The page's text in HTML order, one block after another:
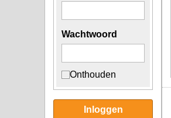
Wachtwoord
Onthouden
Inloggen